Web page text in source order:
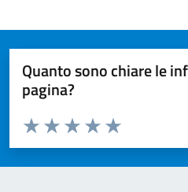
Quanto sono chiare le
pagina?
Valuta da 1 a 5 stelle la pagina
Valuta 5 stelle
Valuta 4 stelle su 5
Valuta 3 stelle su 5
Valuta 2 stelle su 5
Valuta 1 stelle su 5